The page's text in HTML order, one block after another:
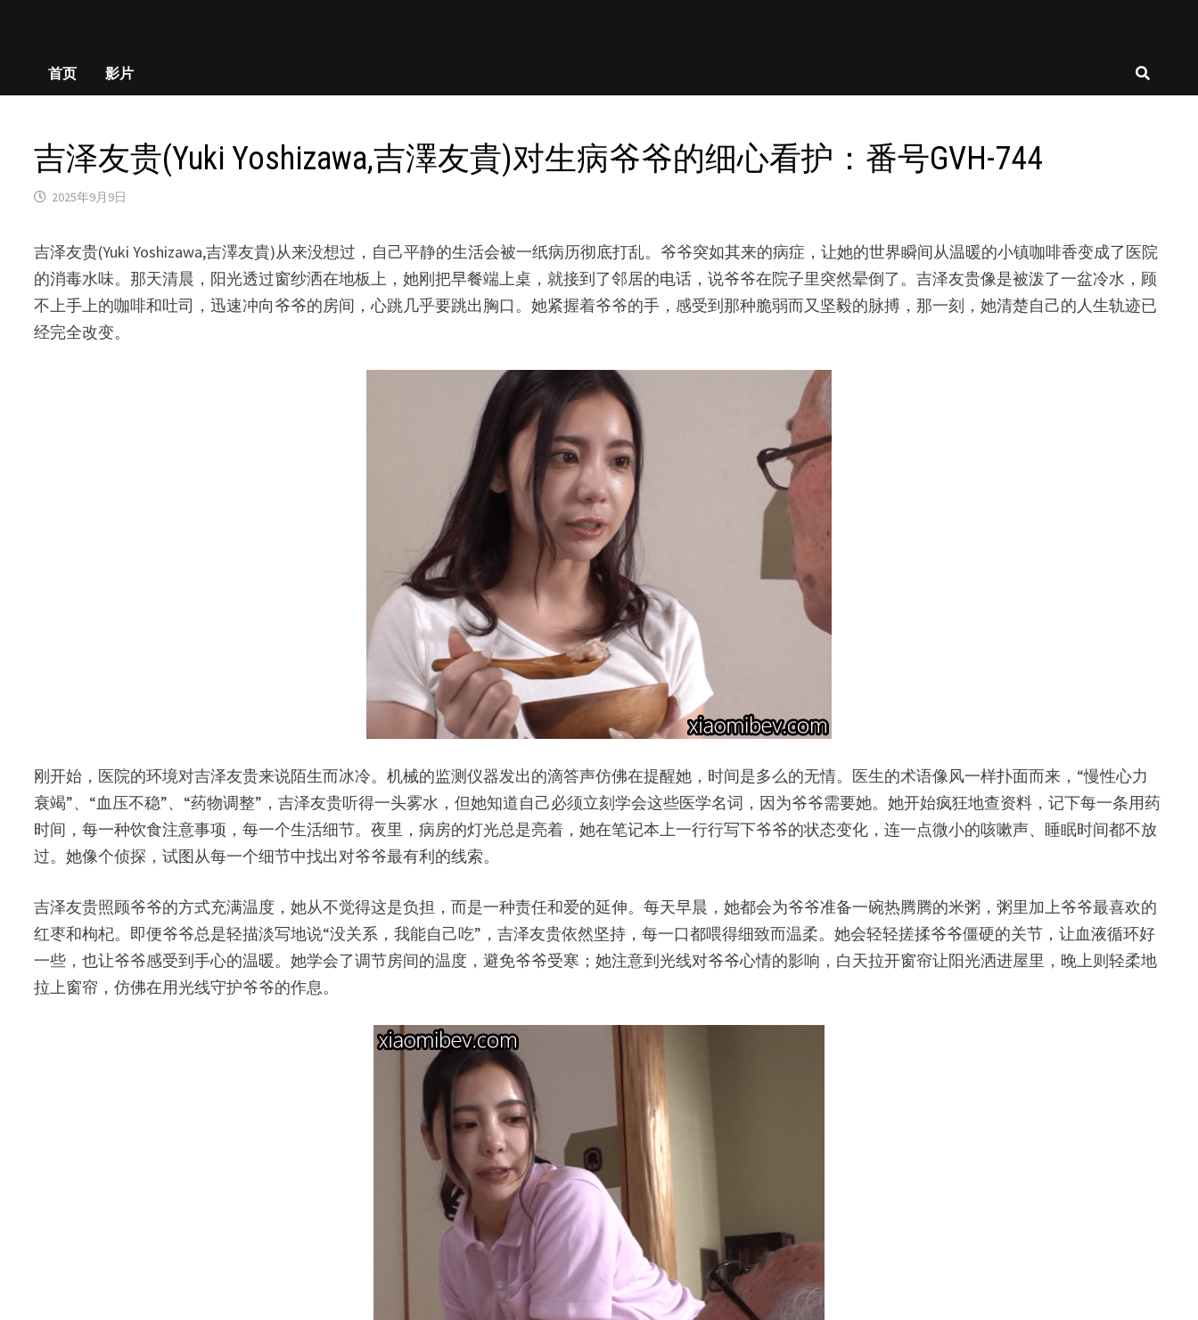
首页 影片
吉泽友贵(Yuki Yoshizawa,吉澤友貴)对生病爷爷的细心看护：番号GVH-744
2025年9月9日
吉泽友贵(Yuki Yoshizawa,吉澤友貴)从来没想过，自己平静的生活会被一纸病历彻底打乱。爷爷突如其来的病症，让她的世界瞬间从温暖的小镇咖啡香变成了医院
的消毒水味。那天清晨，阳光透过窗纱洒在地板上，她刚把早餐端上桌，就接到了邻居的电话，说爷爷在院子里突然晕倒了。吉泽友贵像是被泼了一盆冷水，顾
不上手上的咖啡和吐司，迅速冲向爷爷的房间，心跳几乎要跳出胸口。她紧握着爷爷的手，感受到那种脆弱而又坚毅的脉搏，那一刻，她清楚自己的人生轨迹已
经完全改变。
刚开始，医院的环境对吉泽友贵来说陌生而冰冷。机械的监测仪器发出的滴答声仿佛在提醒她，时间是多么的无情。医生的术语像风一样扑面而来，“慢性心力
衰竭”、“血压不稳”、“药物调整”，吉泽友贵听得一头雾水，但她知道自己必须立刻学会这些医学名词，因为爷爷需要她。她开始疯狂地查资料，记下每一条用药
时间，每一种饮食注意事项，每一个生活细节。夜里，病房的灯光总是亮着，她在笔记本上一行行写下爷爷的状态变化，连一点微小的咳嗽声、睡眠时间都不放
过。她像个侦探，试图从每一个细节中找出对爷爷最有利的线索。
吉泽友贵照顾爷爷的方式充满温度，她从不觉得这是负担，而是一种责任和爱的延伸。每天早晨，她都会为爷爷准备一碗热腾腾的米粥，粥里加上爷爷最喜欢的
红枣和枸杞。即便爷爷总是轻描淡写地说“没关系，我能自己吃”，吉泽友贵依然坚持，每一口都喂得细致而温柔。她会轻轻搓揉爷爷僵硬的关节，让血液循环好
一些，也让爷爷感受到手心的温暖。她学会了调节房间的温度，避免爷爷受寒；她注意到光线对爷爷心情的影响，白天拉开窗帘让阳光洒进屋里，晚上则轻柔地
拉上窗帘，仿佛在用光线守护爷爷的作息。